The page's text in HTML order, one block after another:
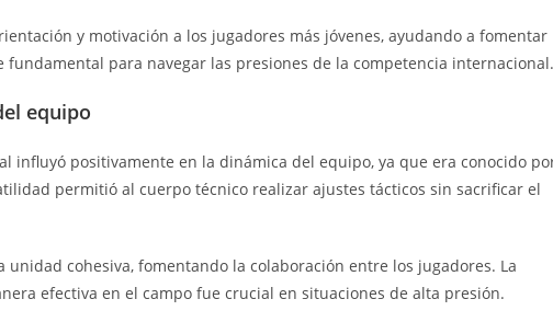
y motivación a los jugadores más jóvenes, ayudando a fomentar
para navegar las presiones de la competencia internacional.
equipo
influyó positivamente en la dinámica del equipo, ya que era conocido
permitió al cuerpo técnico realizar ajustes tácticos sin sacrificar el
cohesiva, fomentando la colaboración entre los jugadores. La
efectiva en el campo fue crucial en situaciones de alta presión.